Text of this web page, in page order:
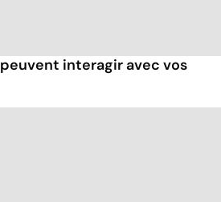
interagir avec vos